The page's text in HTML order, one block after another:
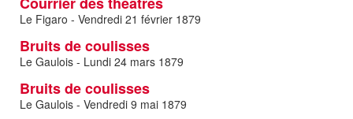
Le Figaro - Vendredi 21 février 1879
Bruits de coulisses
Le Gaulois - Lundi 24 mars 1879
Bruits de coulisses
Le Gaulois - Vendredi 9 mai 1879